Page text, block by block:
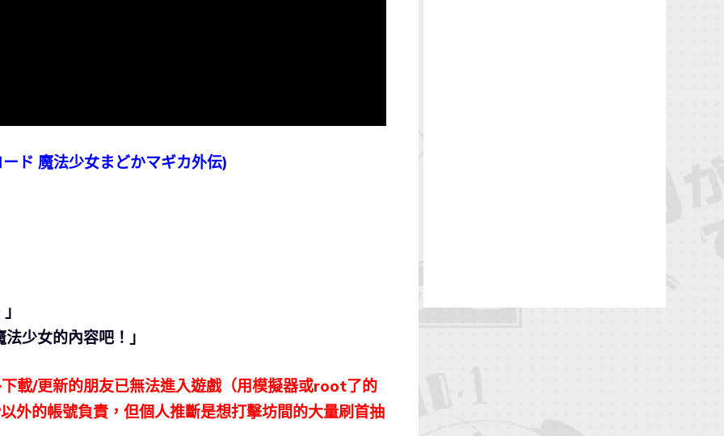
ド 魔法少女まどかマギカ外伝)
少女的內容吧！」
載/更新的朋友已無法進入遊戲（用模擬器或root了的
外的帳號負責，但個人推斷是想打擊坊間的大量刷首抽